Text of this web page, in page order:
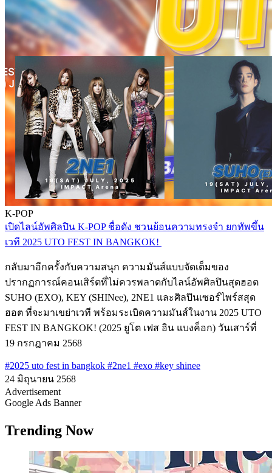
K-POP
เปิดไลน์อัพศิลปิน K-POP ชื่อดัง ชวนย้อนความทรงจำ ยกทัพขึ้น
เวที 2025 UTO FEST IN BANGKOK!
กลับมาอีกครั้งกับความสนุก ความมันส์แบบจัดเต็มของ
ปรากฏการณ์​คอนเสิร์ต​ที่ไม่ควรพลาดกับไลน์​อัพศิลปินสุดฮอต
SUHO (EXO), KEY (SHINee), 2NE1 และศิลปินเซอร์ไพร์สสุด
ฮอต ที่จะมาเขย่าเวที พร้อมระเบิดความมันส์​ในงาน 2025 UTO
FEST IN BANGKOK! (2025 ยูโต เฟส อิน แบงค็อก)​ วันเสาร์ที่
19 กรกฎาคม 2568
#2025 uto fest in bangkok #2ne1 #exo #key shinee
24 มิถุนายน 2568
Advertisement
Google Ads Banner
Trending Now